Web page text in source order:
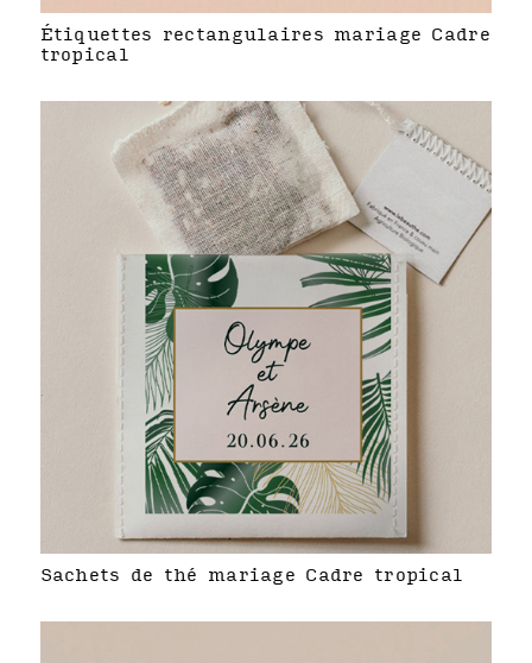
Étiquettes rectangulaires mariage Cadre
tropical
Sachets de thé mariage Cadre tropical